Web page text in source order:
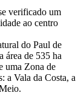
verificado um
ao centro
do Paul de
área de 535 ha
uma Zona de
a Vala da Costa, a